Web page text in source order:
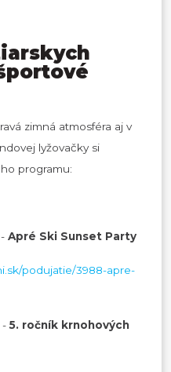
zimná atmosféra aj v
lyžovačky si
programu:
Apré Ski Sunset Party
podujatie/3988-apre-
-5. ročník krnohových